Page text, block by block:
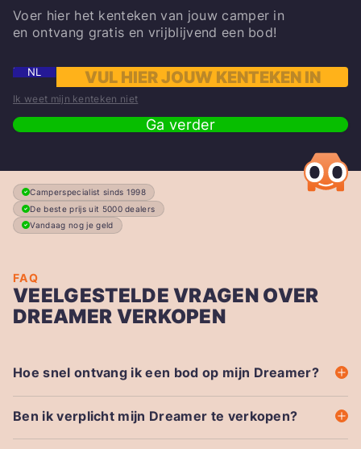
Voer hier het kenteken van jouw camper in
en ontvang gratis en vrijblijvend een bod!
NL
Ik weet mijn kenteken niet
Ga verder
Camperspecialist sinds 1998
De beste prijs uit 5000 dealers
Vandaag nog je geld
FAQ
VEELGESTELDE VRAGEN OVER
DREAMER VERKOPEN
Hoe snel ontvang ik een bod op mijn Dreamer?
Ben ik verplicht mijn Dreamer te verkopen?